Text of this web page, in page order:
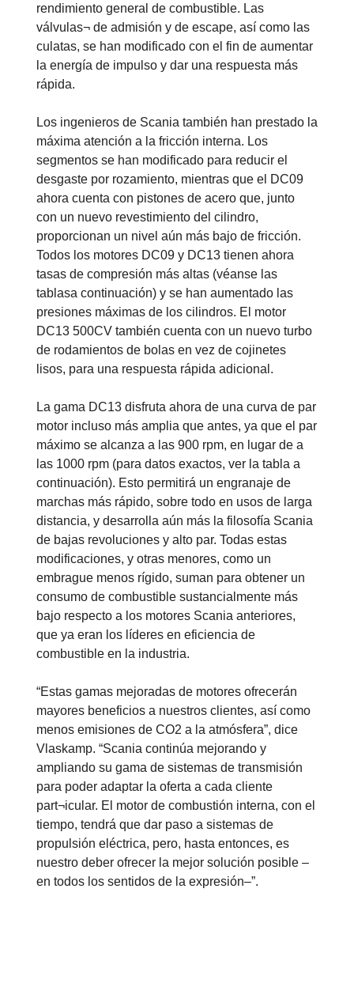
rendimiento general de combustible. Las
válvulas¬ de admisión y de escape, así como las
culatas, se han modificado con el fin de aumentar
la energía de impulso y dar una respuesta más
rápida.
Los ingenieros de Scania también han prestado la
máxima atención a la fricción interna. Los
segmentos se han modificado para reducir el
desgaste por rozamiento, mientras que el DC09
ahora cuenta con pistones de acero que, junto
con un nuevo revestimiento del cilindro,
proporcionan un nivel aún más bajo de fricción.
Todos los motores DC09 y DC13 tienen ahora
tasas de compresión más altas (véanse las
tablasa continuación) y se han aumentado las
presiones máximas de los cilindros. El motor
DC13 500CV también cuenta con un nuevo turbo
de rodamientos de bolas en vez de cojinetes
lisos, para una respuesta rápida adicional.
La gama DC13 disfruta ahora de una curva de par
motor incluso más amplia que antes, ya que el par
máximo se alcanza a las 900 rpm, en lugar de a
las 1000 rpm (para datos exactos, ver la tabla a
continuación). Esto permitirá un engranaje de
marchas más rápido, sobre todo en usos de larga
distancia, y desarrolla aún más la filosofía Scania
de bajas revoluciones y alto par. Todas estas
modificaciones, y otras menores, como un
embrague menos rígido, suman para obtener un
consumo de combustible sustancialmente más
bajo respecto a los motores Scania anteriores,
que ya eran los líderes en eficiencia de
combustible en la industria.
“Estas gamas mejoradas de motores ofrecerán
mayores beneficios a nuestros clientes, así como
menos emisiones de CO2 a la atmósfera”, dice
Vlaskamp. “Scania continúa mejorando y
ampliando su gama de sistemas de transmisión
para poder adaptar la oferta a cada cliente
part¬icular. El motor de combustión interna, con el
tiempo, tendrá que dar paso a sistemas de
propulsión eléctrica, pero, hasta entonces, es
nuestro deber ofrecer la mejor solución posible –
en todos los sentidos de la expresión–”.